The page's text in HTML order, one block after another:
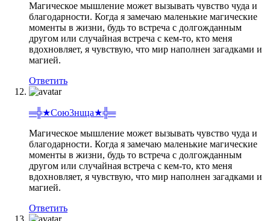
Магическое мышление может вызывать чувство чуда и
благодарности. Когда я замечаю маленькие магические
моменты в жизни, будь то встреча с долгожданным
другом или случайная встреча с кем-то, кто меня
вдохновляет, я чувствую, что мир наполнен загадками и
магией.
Ответить
═╬★Coю3нuцa★╬═
Магическое мышление может вызывать чувство чуда и
благодарности. Когда я замечаю маленькие магические
моменты в жизни, будь то встреча с долгожданным
другом или случайная встреча с кем-то, кто меня
вдохновляет, я чувствую, что мир наполнен загадками и
магией.
Ответить